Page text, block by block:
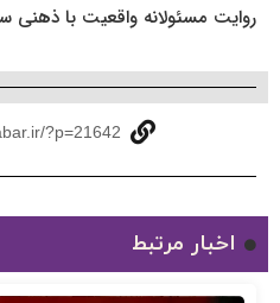
روایت مسئولانه واقعیت با ذهنی
?p=21642
اخبار مرتبط